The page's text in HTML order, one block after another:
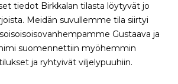
tiedot Birkkalan tilasta löytyvät jo
Meidän suvullemme tila siirtyi
Gustaava ja
suomennettiin myöhemmin
ja ryhtyivät viljelypuuhiin.